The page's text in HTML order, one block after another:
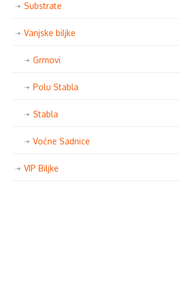
Substrate
Vanjske biljke
Grmovi
Polu Stabla
Stabla
Voćne Sadnice
VIP Biljke